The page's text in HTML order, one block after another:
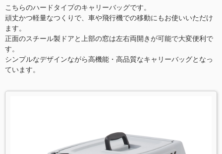
こちらのハードタイプのキャリーバッグです。
頑丈かつ軽量なつくりで、車や飛行機での移動にもお使いいただけ
ます。
正面のスチール製ドアと上部の窓は左右両開きが可能で大変便利で
す。
シンプルなデザインながら高機能・高品質なキャリーバッグとなっ
ています。